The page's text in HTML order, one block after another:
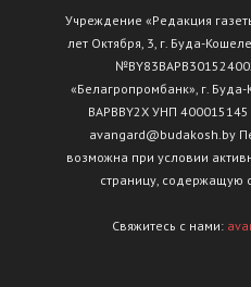
Учреждение «Редакция
лет Октября, 3, г. Буда-
«Белагропромбанк», г.
BAPBBY2X УНП
avangard@budakosh.by
возможна при условии
страницу, содержащую
Свяжитесь с нами: